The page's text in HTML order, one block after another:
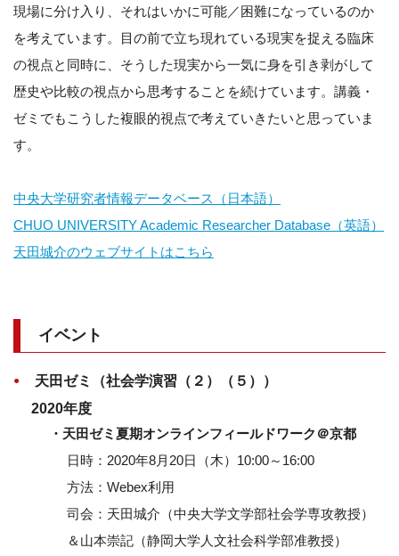
現場に分け入り、それはいかに可能／困難になっているのか
を考えています。目の前で立ち現れている現実を捉える臨床
の視点と同時に、そうした現実から一気に身を引き剥がして
歴史や比較の視点から思考することを続けています。講義・
ゼミでもこうした複眼的視点で考えていきたいと思っていま
す。
中央大学研究者情報データベース（日本語）
CHUO UNIVERSITY Academic Researcher Database（英語）
天田城介のウェブサイトはこちら
イベント
天田ゼミ（社会学演習（２）（５））
2020年度
・天田ゼミ夏期オンラインフィールドワーク＠京都
日時：2020年8月20日（木）10:00～16:00
方法：Webex利用
司会：天田城介（中央大学文学部社会学専攻教授）
＆山本崇記（静岡大学人文社会科学部准教授）